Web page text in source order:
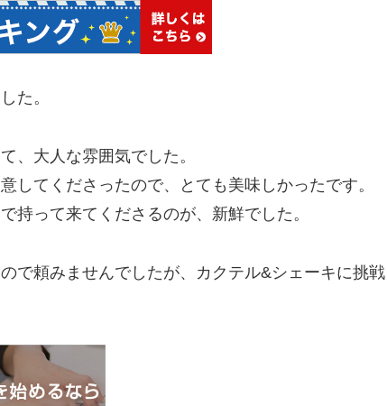
た。
、大人な雰囲気でした。
してくださったので、とても美味しかったです。
持って来てくださるのが、新鮮でした。
で頼みませんでしたが、カクテル&シェーキに挑